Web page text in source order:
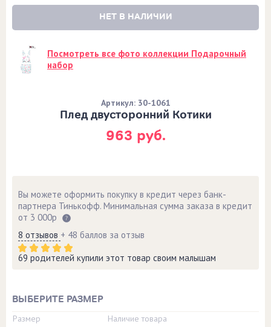
НЕТ В НАЛИЧИИ
Посмотреть все фото коллекции Подарочный
набор
963 руб.
Плед двусторонний Котики
Артикул: 30-1061
Вы можете оформить покупку в кредит через банк-
партнера Тинькофф. Минимальная сумма заказа в кредит
от 3 000р
8 отзывов + 48 баллов за отзыв
69 родителей купили этот товар своим малышам
ВЫБЕРИТЕ РАЗМЕР
Размер Наличие товара